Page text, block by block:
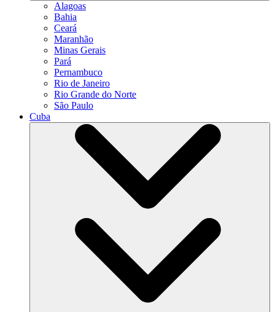
Alagoas
Bahia
Ceará
Maranhão
Minas Gerais
Pará
Pernambuco
Rio de Janeiro
Rio Grande do Norte
São Paulo
Cuba